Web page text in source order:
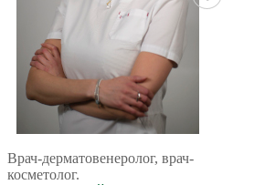
Врач-дерматовенеролог, врач-
косметолог.